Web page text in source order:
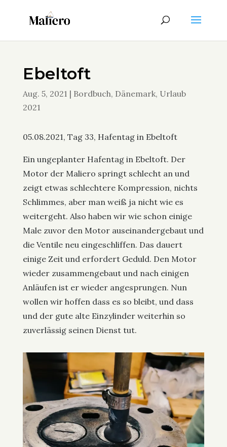
Ebeltoft
Aug. 5, 2021 | Bordbuch, Dänemark, Urlaub
2021
05.08.2021, Tag 33, Hafentag in Ebeltoft
Ein ungeplanter Hafentag in Ebeltoft. Der
Motor der Maliero springt schlecht an und
zeigt etwas schlechtere Kompression, nichts
Schlimmes, aber man weiß ja nicht wie es
weitergeht. Also haben wir wie schon einige
Male zuvor den Motor auseinandergebaut und
die Ventile neu eingeschliffen. Das dauert
einige Zeit und erfordert Geduld. Den Motor
wieder zusammengebaut und nach einigen
Anläufen ist er wieder angesprungen. Nun
wollen wir hoffen dass es so bleibt, und dass
und der gute alte Einzylinder weiterhin so
zuverlässig seinen Dienst tut.